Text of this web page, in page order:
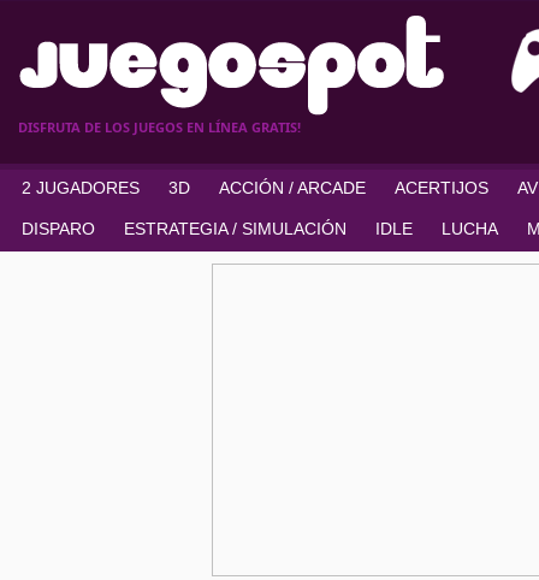
DISFRUTA DE LOS JUEGOS EN LÍNEA GRATIS!
2 JUGADORES 3D ACCIÓN / ARCADE ACERTIJOS
DISPARO ESTRATEGIA / SIMULACIÓN IDLE LUCHA